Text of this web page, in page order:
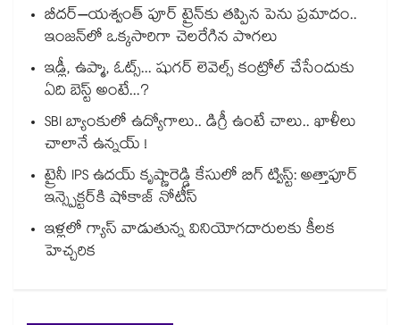
బీదర్–యశ్వంత్ పూర్ ట్రైన్‎కు తప్పిన పెను ప్రమాదం..
ఇంజన్‎లో ఒక్కసారిగా చెలరేగిన పొగలు
ఇడ్లీ, ఉప్మా, ఓట్స్... షుగర్ లెవెల్స్ కంట్రోల్ చేసేందుకు
ఏది బెస్ట్ అంటే...?
SBI బ్యాంకులో ఉద్యోగాలు.. డిగ్రీ ఉంటే చాలు.. ఖాళీలు
చాలానే ఉన్నయ్ !
ట్రైనీ IPS ఉదయ్ కృష్ణారెడ్డి కేసులో బిగ్ ట్విస్ట్: అత్తాపూర్
ఇన్స్పెక్టర్‎కి షోకాజ్ నోటీస్
ఇళ్లలో గ్యాస్ వాడుతున్న వినియోగదారులకు కీలక
హెచ్చరిక